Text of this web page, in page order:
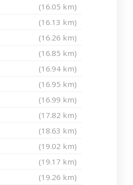
(16.05 km)
(16.13 km)
(16.26 km)
(16.85 km)
(16.94 km)
(16.95 km)
(16.99 km)
(17.82 km)
(18.63 km)
(19.02 km)
(19.17 km)
(19.26 km)